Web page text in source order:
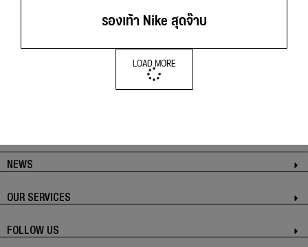
รองเท้า Nike สุดจ๊าบ
LOAD MORE
NEWS
OUR SERVICES
FOLLOW US